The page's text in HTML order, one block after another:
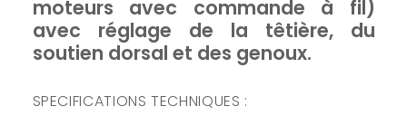
moteurs avec commande à fil)
avec réglage de la têtière, du
soutien dorsal et des genoux.
SPECIFICATIONS TECHNIQUES :